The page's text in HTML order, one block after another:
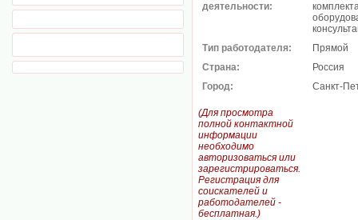
деятельности:
Тип работодателя:
Прямой
Страна:
Россия
Город:
Санкт-
(Для просмотра
полной контактной
информации
необходимо
авторизоваться или
зарегистрироваться.
Регистрация для
соискателей и
работодателей -
бесплатная.)